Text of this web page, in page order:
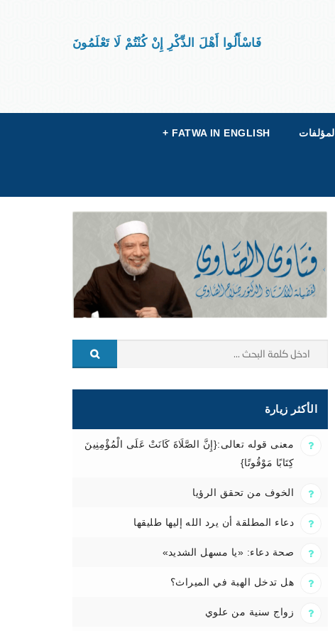
فَاسْأَلُوا أَهْلَ الذِّكْرِ إِنْ كُنْتُمْ لَا تَعْلَمُونَ
المؤلفات FATWA IN ENGLISH
+
الأكثر زيارة
معنى قوله تعالى:{إِنَّ الصَّلَاةَ كَانَتْ عَلَى الْمُؤْمِنِينَ
كِتَابًا مَوْقُوتًا}
الخوف من تحقق الرؤيا
دعاء المطلقة أن يرد الله إليها طليقها
صحة دعاء: «يا مسهل الشديد»
هل تدخل الهبة في الميراث؟
زواج سنية من علوي